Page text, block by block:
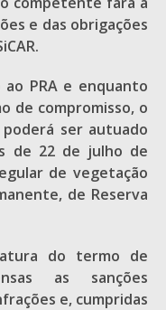
e das obrigações
PRA e enquanto
de compromisso, o
ser autuado
de 22 de julho de
de vegetação
de Reserva
do termo de
as sanções
e, cumpridas